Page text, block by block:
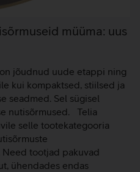
müüma: uus
jõudnud uude etappi ning
kui kompaktsed, stiilsed ja
seadmed. Sel sügisel
nutisõrmused. Telia
selle tootekategooria
tootjad pakuvad
ühendades endas